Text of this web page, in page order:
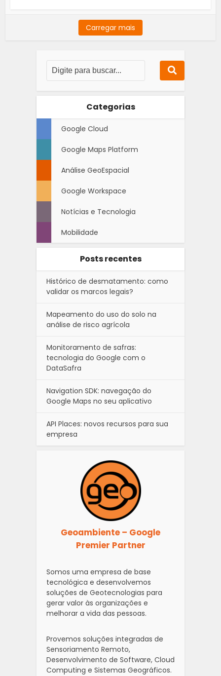
Carregar mais
Categorias
Google Cloud
Google Maps Platform
Análise GeoEspacial
Google Workspace
Notícias e Tecnologia
Mobilidade
Posts recentes
Histórico de desmatamento: como
validar os marcos legais?
Mapeamento do uso do solo na
análise de risco agrícola
Monitoramento de safras:
tecnologia do Google com o
DataSafra
Navigation SDK: navegação do
Google Maps no seu aplicativo
API Places: novos recursos para sua
empresa
Geoambiente – Google
Premier Partner
Somos uma empresa de base
tecnológica e desenvolvemos
soluções de Geotecnologias para
gerar valor às organizações e
melhorar a vida das pessoas.
Provemos soluções integradas de
Sensoriamento Remoto,
Desenvolvimento de Software, Cloud
Computing e Sistemas Geográficos.